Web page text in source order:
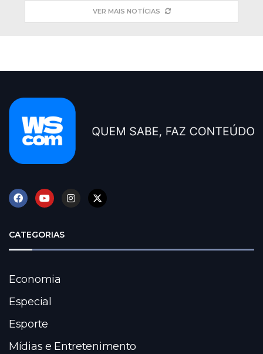
VER MAIS NOTÍCIAS
CATEGORIAS
Economia
Especial
Esporte
Mídias e Entretenimento